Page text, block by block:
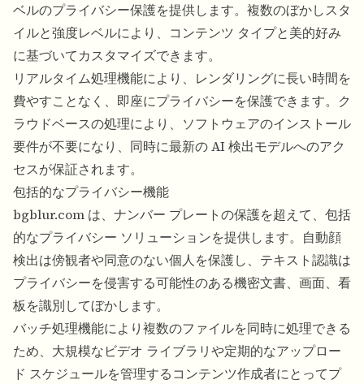
ベルのプライバシー保護を提供します。複数のぼかしスタ
イルと強度レベルにより、コンテンツ タイプと美的好み
に基づいてカスタマイズできます。
リアルタイム処理機能により、レンダリングに長い時間を
費やすことなく、即座にプライバシーを保護できます。ク
ラウドベースの処理により、ソフトウェアのインストール
要件が不要になり、同時に最新の AI 検出モデルへのアク
セスが保証されます。
包括的なプライバシー機能
bgblur.com は、ナンバー プレートの保護を超えて、包括
的なプライバシー ソリューションを提供します。自動顔
検出は傍観者や同意のない個人を保護し、テキスト認識は
プライバシーを侵害する可能性のある機密文書、画面、看
板を識別してぼかします。
バッチ処理機能により複数のファイルを同時に処理できる
ため、大規模なビデオ ライブラリや定期的なアップロー
ド スケジュールを管理するコンテンツ作成者にとってプ